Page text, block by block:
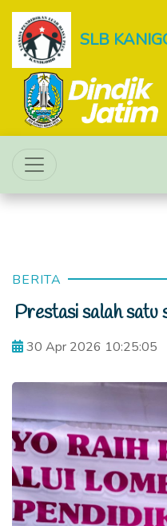
SLB
BERITA
Prestasi salah
30 Apr 2026 10:25:05